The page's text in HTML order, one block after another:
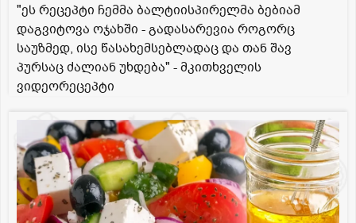
"ეს რეცეპტი ჩემმა ბალტიისპირელმა ბებიამ
დაგვიტოვა ოჯახში - გადასარევია როგორც
საუზმედ, ისე წასახემსებლადაც და თან შავ
პურსაც ძალიან უხდება" - მკითხველის
ვიდეორეცეპტი